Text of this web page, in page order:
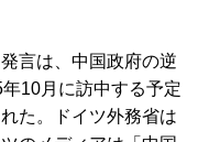
言は、中国政府の逆
10月に訪中する予定
た。ドイツ外務省は